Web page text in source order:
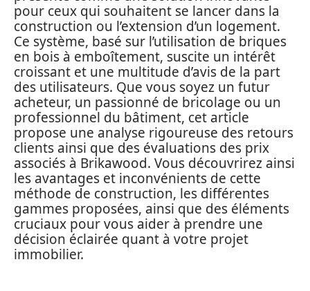
pour ceux qui souhaitent se lancer dans la
construction ou l’extension d’un logement.
Ce système, basé sur l’utilisation de briques
en bois à emboîtement, suscite un intérêt
croissant et une multitude d’avis de la part
des utilisateurs. Que vous soyez un futur
acheteur, un passionné de bricolage ou un
professionnel du bâtiment, cet article
propose une analyse rigoureuse des retours
clients ainsi que des évaluations des prix
associés à Brikawood. Vous découvrirez ainsi
les avantages et inconvénients de cette
méthode de construction, les différentes
gammes proposées, ainsi que des éléments
cruciaux pour vous aider à prendre une
décision éclairée quant à votre projet
immobilier.